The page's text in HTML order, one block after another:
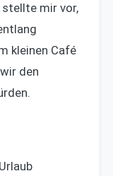
stellte mir vor,
kleinen Café
den